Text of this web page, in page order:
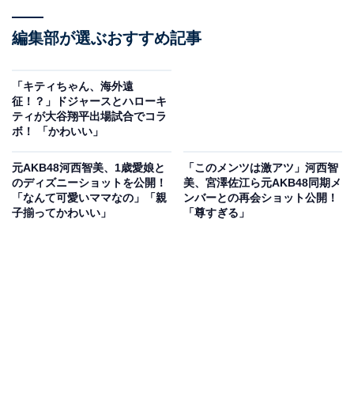
編集部が選ぶおすすめ記事
「キティちゃん、海外遠
征！？」ドジャースとハローキ
ティが大谷翔平出場試合でコラ
ボ！ 「かわいい」
元AKB48河西智美、1歳愛娘と
のディズニーショットを公開！
「なんて可愛いママなの」「親
子揃ってかわいい」
「このメンツは激アツ」河西智
美、宮澤佐江ら元AKB48同期メ
ンバーとの再会ショット公開！
「尊すぎる」